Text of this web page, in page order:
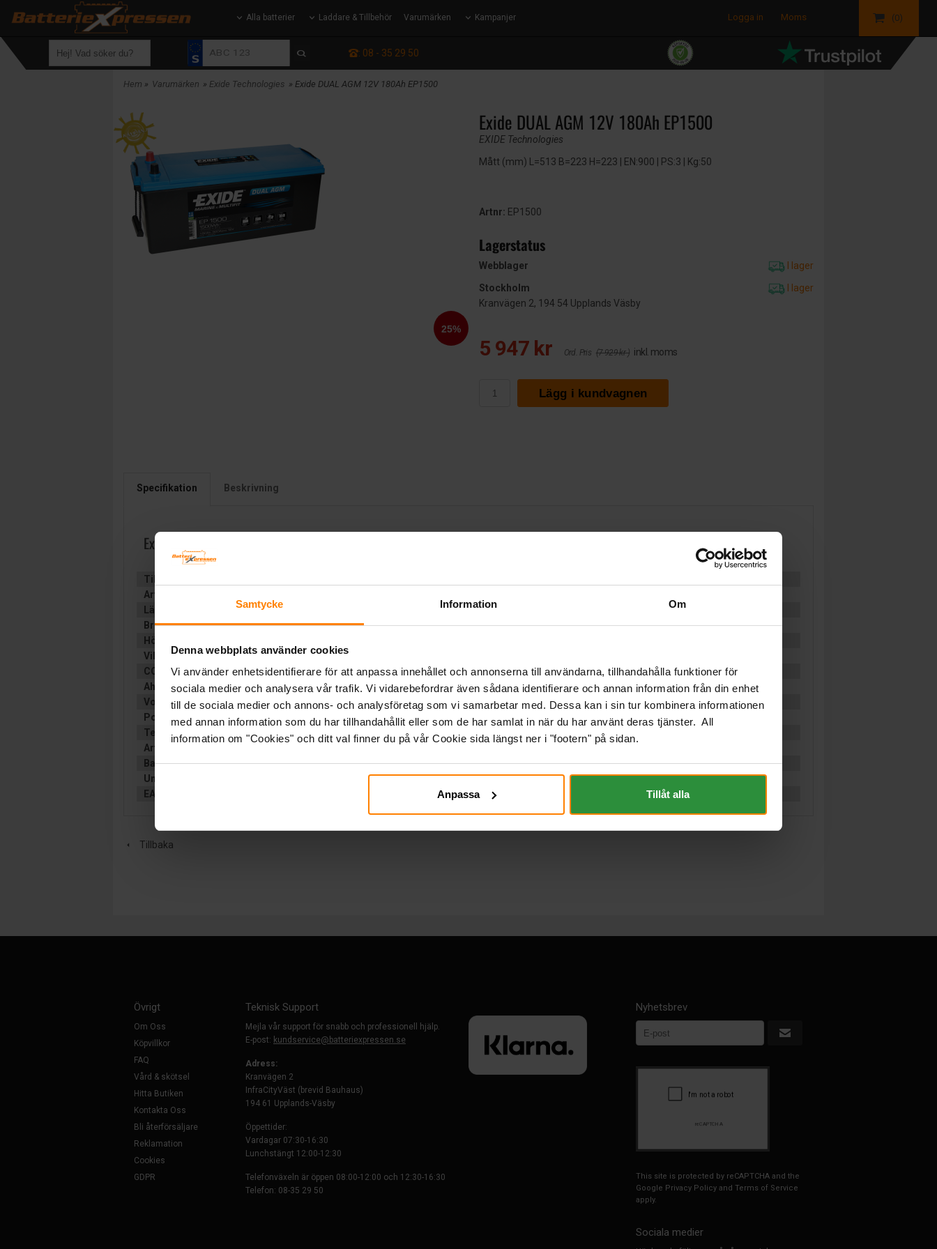
Samtycke Information Om
Denna webbplats använder cookies
Vi använder enhetsidentifierare för att anpassa innehållet och annonserna till användarna, tillhandahålla funktioner för
sociala medier och analysera vår trafik. Vi vidarebefordrar även sådana identifierare och annan information från din enhet
till de sociala medier och annons- och analysföretag som vi samarbetar med. Dessa kan i sin tur kombinera informationen
med annan information som du har tillhandahållit eller som de har samlat in när du har använt deras tjänster. All
information om "Cookies" och ditt val finner du på vår Cookie sida längst ner i "footern" på sidan.
Anpassa Tillåt alla
Alla batterier Laddare & Tillbehör Varumärken Kampanjer Logga in Moms (0)
: 08 - 35 29 50
Hem » Varumärken » Exide Technologies » Exide DUAL AGM 12V 180Ah EP1500
Exide DUAL AGM 12V 180Ah EP1500
EXIDE Technologies
Mått (mm) L=513 B=223 H=223 | EN:900 | PS:3 | Kg:50
Artnr: EP1500
Lagerstatus
Webblager
I lager
Stockholm
I lager
Kranvägen 2, 194 54 Upplands Väsby
5 947 kr Ord. Pris (7 929 kr ) inkl. moms
Lägg i kundvagnen
Specifikation Beskrivning
Exide DUAL AGM 12V 180Ah EP1500
Tillverkare:
Artikelnummer:
Längd (mm):
Bredd (mm):223
Höjd (mm):
Vikt:
50 kg
CCA (EN):900CCA(EN)
Ah (C20):180
Volt:
12
Poltyp:
Konisk
Teknologi:
AGM
Artikelgrupp:
Batterityp:Start/förbrukning
Underhållsfritt:
EAN:
Tillbaka
Övrigt
Om Oss
Köpvillkor
FAQ
Vård & skötsel
Hitta Butiken
Kontakta Oss
Bli återförsäljare
Reklamation
Cookies
GDPR
Teknisk Support
Mejla vår support för snabb och professionell hjälp.
E-post: kundservice@batteriexpressen.se
Adress:
Kranvägen 2
InfraCityVäst (brevid Bauhaus)
194 61 Upplands-Väsby
Öppettider:
Vardagar 07:30-16:30
Lunchstängt 12:00-12:30
Telefonväxeln är öppen 08:00-12:00 och 12:30-16:30
Telefon: 08-35 29 50
Nyhetsbrev
This site is protected by reCAPTCHA and the
Google Privacy Policyand Terms of Service
apply.
Sociala medier